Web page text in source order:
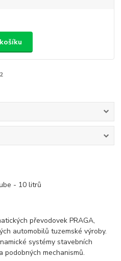
- 10 litrů
převodovek PRAGA,
automobilů tuzemské výroby.
systémy stavebních
podobných mechanismů.